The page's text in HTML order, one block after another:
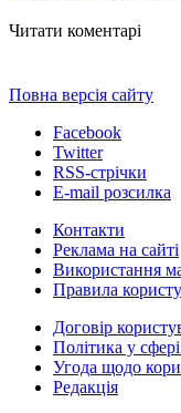
Читати коментарі
Повна версія сайту
Facebook
Twitter
RSS-стрічки
E-mail розсилка
Контакти
Реклама на сайті
Використання
Правила
Договір
Політика у
Угода щодо
Редакція